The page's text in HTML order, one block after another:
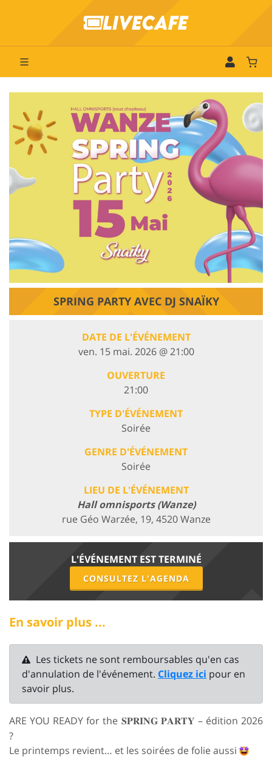
SPRING PARTY AVEC DJ SNAÏKY
DATE DE L'ÉVÉNEMENT
ven. 15 mai. 2026 @ 21:00
OUVERTURE
21:00
TYPE D'ÉVÉNEMENT
Soirée
GENRE D'ÉVÉNEMENT
Soirée
LIEU DE L'ÉVÉNEMENT
Hall omnisports (Wanze)
rue Géo Warzée, 19, 4520 Wanze
L'ÉVÉNEMENT EST TERMINÉ
CONSULTEZ L'AGENDA
En savoir plus ...
Les tickets ne sont remboursables qu'en cas
d'annulation de l'événement. Cliquez ici pour en
savoir plus.
ARE YOU READY for the 𝐒𝐏𝐑𝐈𝐍𝐆 𝐏𝐀𝐑𝐓𝐘 – édition 2026
?
Le printemps revient… et les soirées de folie aussi